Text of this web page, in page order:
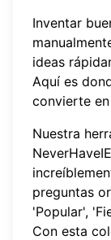
Inventar
ideas
Aquí es
convierte
Nuestra
preguntas
'Popular',
Con esta